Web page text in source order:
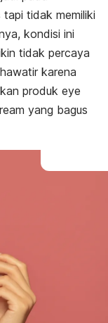
tidak memiliki
kondisi ini
tidak percaya
karena
produk eye
yang bagus